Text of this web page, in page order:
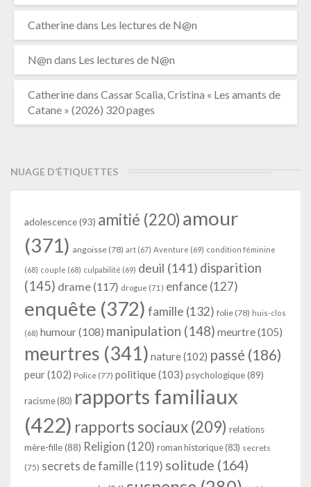
Catherinedans Les lectures de N@n
N@n dans Les lectures de N@n
Catherinedans Cassar Scalia, Cristina « Les amants de
Catane » (2026) 320 pages
NUAGE D’ÉTIQUETTES
adolescence(93) amitié (220) amour
(371) angoisse (78) art (67) Aventure (69) condition féminine
(68) couple (68) culpabilité (69) deuil (141) disparition
(145) drame (117) drogue (71) enfance(127)
enquête (372) famille (132) folie (78) huis-clos
(68) humour(108) manipulation (148) meurtre(105)
meurtres (341) nature(102) passé (186)
peur(102) Police (77) politique(103) psychologique(89)
racisme (80) rapports familiaux
(422) rapports sociaux(209) relations
mère-fille(88) Religion (120) roman historique(83) secrets
(75) secrets de famille (119) solitude (164)